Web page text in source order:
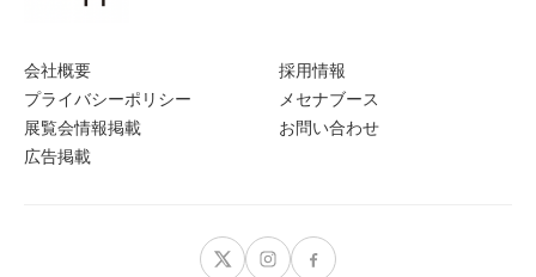
会社概要
プライバシーポリシー
展覧会情報掲載
広告掲載
採用情報
メセナブース
お問い合わせ